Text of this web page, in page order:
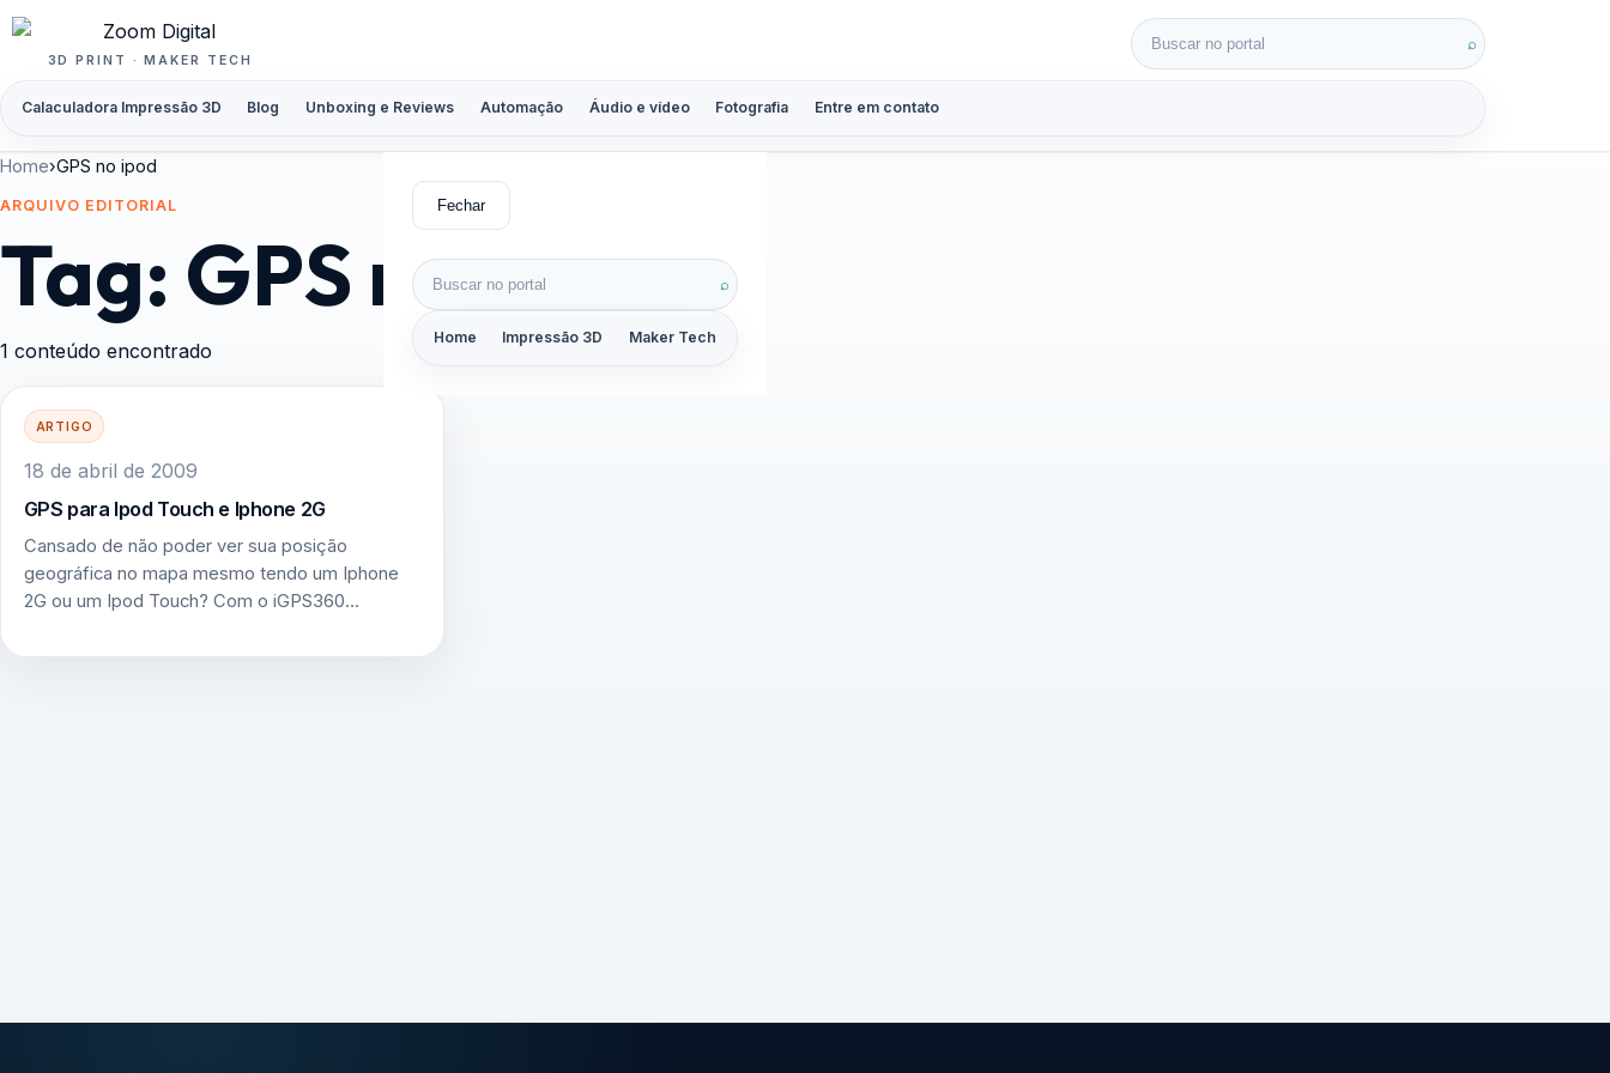
Pular para o conteúdo
3D PRINT · MAKER TECH
Calaculadora Impressão 3D Blog Unboxing e Reviews Automação Áudio e vídeo Fotografia Entre em contato
Buscar por: ⌕
Fechar
Buscar por: ⌕
Home Impressão 3D Maker Tech
Home›GPS no ipod
ARQUIVO EDITORIAL
Tag: GPS no ipod
1 conteúdo encontrado
ARTIGO
18 de abril de 2009
GPS para Ipod Touch e Iphone 2G
Cansado de não poder ver sua posição
geográfica no mapa mesmo tendo um Iphone
2G ou um Ipod Touch? Com o iGPS360…